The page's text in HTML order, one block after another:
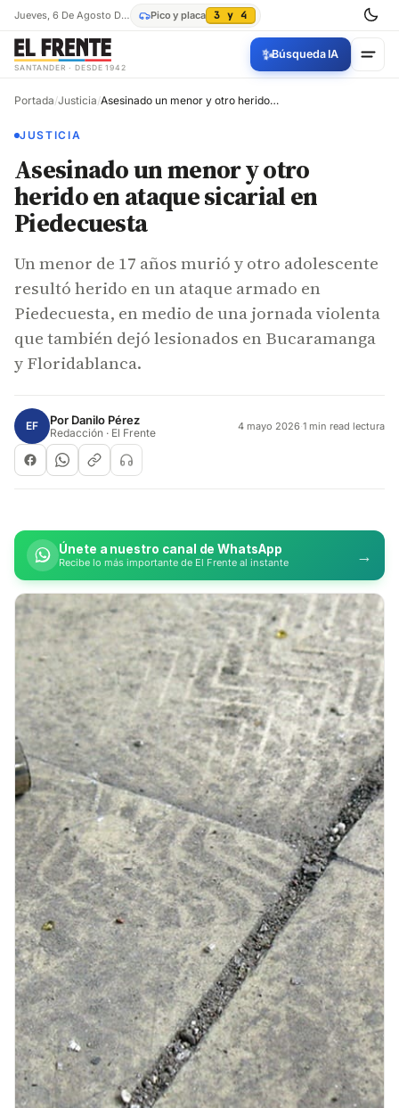
Jueves, 6 De Agosto De 2026 Pico y placa 3 y 4
SANTANDER · DESDE 1942
✨Búsqueda IA
Portada/Justicia/ Asesinado un menor y otro herido en ataque sicarial en Piedecuesta
JUSTICIA
Asesinado un menor y otro
herido en ataque sicarial en
Piedecuesta
Un menor de 17 años murió y otro adolescente
resultó herido en un ataque armado en
Piedecuesta, en medio de una jornada violenta
que también dejó lesionados en Bucaramanga
y Floridablanca.
EF Por Danilo Pérez
Redacción · El Frente 4 mayo 2026·1 min read lectura
Únete a nuestro canal de WhatsApp
Recibe lo más importante de El Frente al instante →